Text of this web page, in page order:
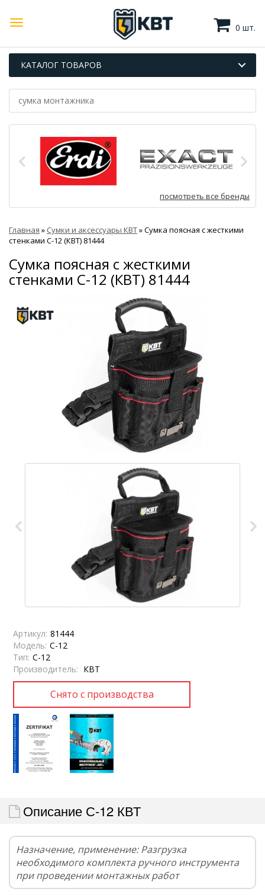
0 шт.
КАТАЛОГ ТОВАРОВ
посмотреть все бренды
Главная » Сумки и аксессуары КВТ»Сумка поясная с жесткими
стенками С-12 (КВТ) 81444
Сумка поясная с жесткими
стенками С-12 (КВТ) 81444
Артикул: 81444
Модель: С-12
Тип: С-12
Производитель: КВТ
Описание С-12 КВТ
Назначение, применение: Разгрузка
необходимого комплекта ручного инструмента
при проведении монтажных работ